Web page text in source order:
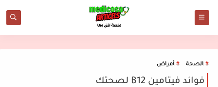
الصحة أمراض
فوائد فيتامين B12 لصحتك